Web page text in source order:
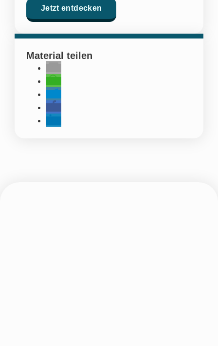
Jetzt entdecken
Material teilen